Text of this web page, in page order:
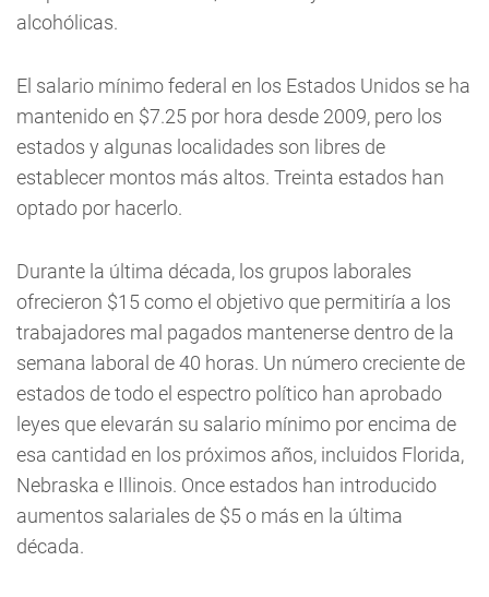
alcohólicas.
El salario mínimo federal en los Estados Unidos se ha
mantenido en $7.25 por hora desde 2009, pero los
estados y algunas localidades son libres de
establecer montos más altos. Treinta estados han
optado por hacerlo.
Durante la última década, los grupos laborales
ofrecieron $15 como el objetivo que permitiría a los
trabajadores mal pagados mantenerse dentro de la
semana laboral de 40 horas. Un número creciente de
estados de todo el espectro político han aprobado
leyes que elevarán su salario mínimo por encima de
esa cantidad en los próximos años, incluidos Florida,
Nebraska e Illinois. Once estados han introducido
aumentos salariales de $5 o más en la última
década.